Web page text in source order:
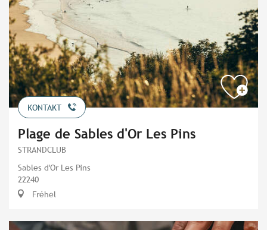
KONTAKT
Plage de Sables d'Or Les Pins
STRANDCLUB
Sables d'Or Les Pins
22240
Fréhel